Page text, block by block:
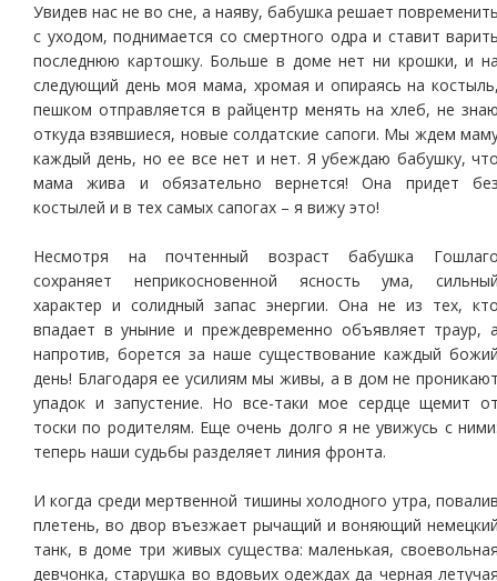
Увидев нас не во сне, а наяву, бабушка решает
с уходом, поднимается со смертного одра и ставит
последнюю картошку. Больше в доме нет ни крошки, и
следующий день моя мама, хромая и опираясь на
пешком отправляется в райцентр менять на хлеб, не
откуда взявшиеся, новые солдатские сапоги. Мы ждем
каждый день, но ее все нет и нет. Я убеждаю бабушку,
мама жива и обязательно вернется! Она придет
костылей и в тех самых сапогах – я вижу это!
Несмотря на почтенный возраст бабушка
сохраняет неприкосновенной ясность ума,
характер и солидный запас энергии. Она не из тех,
впадает в уныние и преждевременно объявляет траур,
напротив, борется за наше существование каждый
день! Благодаря ее усилиям мы живы, а в дом не
упадок и запустение. Но все-таки мое сердце щемит
тоски по родителям. Еще очень долго я не увижусь с
теперь наши судьбы разделяет линия фронта.
И когда среди мертвенной тишины холодного утра,
плетень, во двор въезжает рычащий и воняющий
танк, в доме три живых существа: маленькая,
девчонка, старушка во вдовьих одеждах да черная